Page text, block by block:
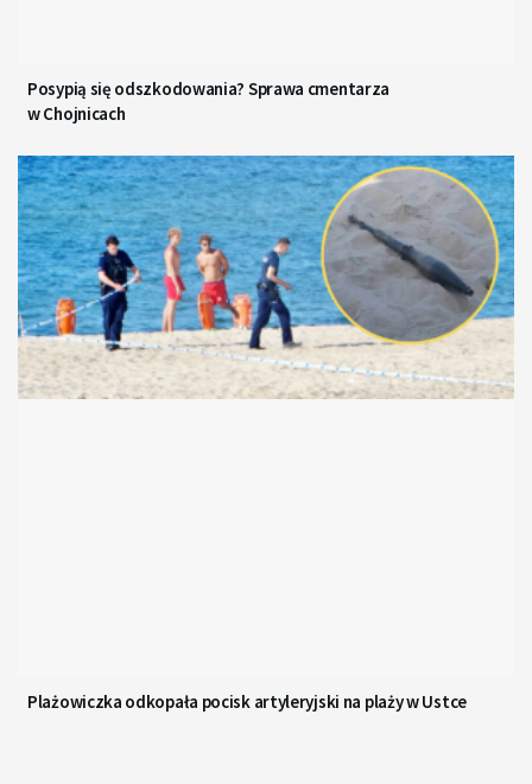
Posypią się odszkodowania? Sprawa cmentarza
w Chojnicach
Plażowiczka odkopała pocisk artyleryjski na plaży w Ustce